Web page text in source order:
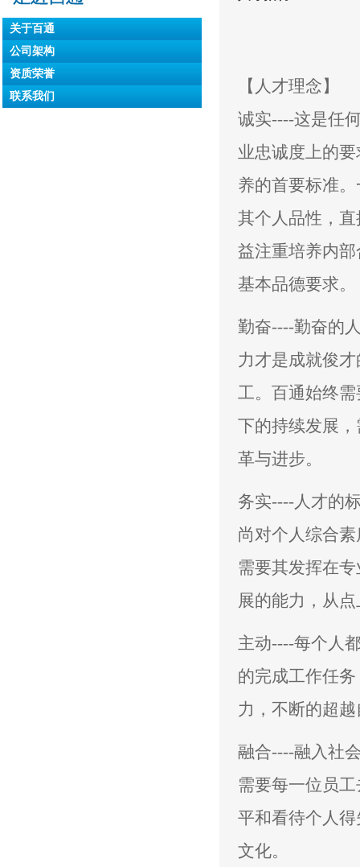
关于百通
公司架构
资质荣誉
联系我们
【人才理念】
诚实----这是任
业忠诚度上的
养的首要标准
其个人品性，
益注重培养内
基本品德要求。
勤奋----勤奋的
力才是成就俊
工。百通始终
下的持续发展
革与进步。
务实----人才的
尚对个人综合
需要其发挥在
展的能力，从
主动----每个人
的完成工作任
力，不断的超
融合----融入社
需要每一位员
平和看待个人
文化。